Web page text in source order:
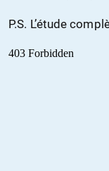
P.S. L’étude